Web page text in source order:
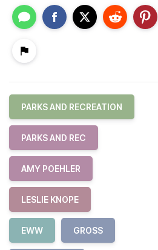
PARKS AND RECREATION
PARKS AND REC
AMY POEHLER
LESLIE KNOPE
EWW GROSS